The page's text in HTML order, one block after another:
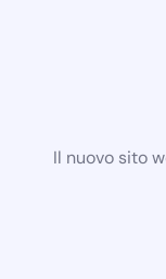
Il nuovo sito